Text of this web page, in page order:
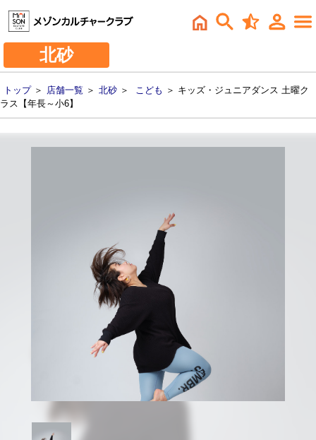
北砂
トップ＞ 店舗一覧 ＞ 北砂 ＞ こども ＞ キッズ・ジュニアダンス 土曜ク
ラス【年長～小6】